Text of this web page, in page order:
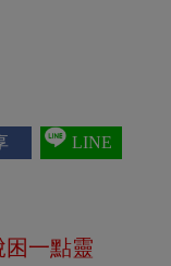
LINE
一點靈